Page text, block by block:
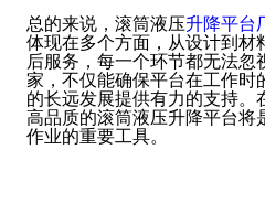
总的来说，滚筒液压升降平台
体现在多个方面，从设计到材
后服务，每一个环节都无法
家，不仅能确保平台在工作时
的长远发展提供有力的支持。
高品质的滚筒液压升降平台将
作业的重要工具。